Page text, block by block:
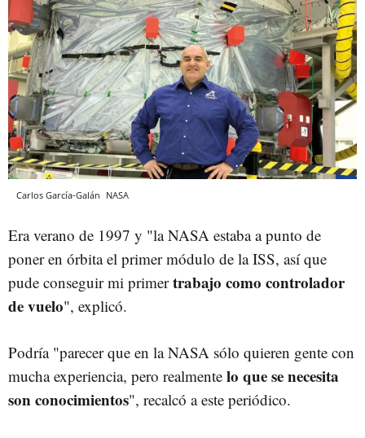
Carlos García-Galán NASA
Era verano de 1997 y "la NASA estaba a punto de
poner en órbita el primer módulo de la ISS, así que
pude conseguir mi primertrabajo como controlador
de vuelo", explicó.
Podría "parecer que en la NASA sólo quieren gente con
mucha experiencia, pero realmente lo que se necesita
son conocimientos", recalcó a este periódico.